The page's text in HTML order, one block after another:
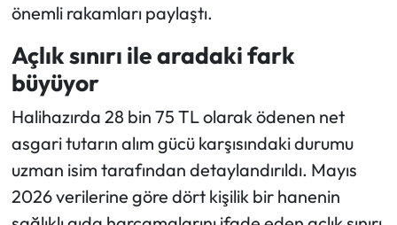
önemli rakamları paylaştı.
Açlık sınırı ile aradaki fark
büyüyor
Halihazırda 28 bin 75 TL olarak ödenen net
asgari tutarın alım gücü karşısındaki durumu
uzman isim tarafından detaylandırıldı. Mayıs
2026 verilerine göre dört kişilik bir hanenin